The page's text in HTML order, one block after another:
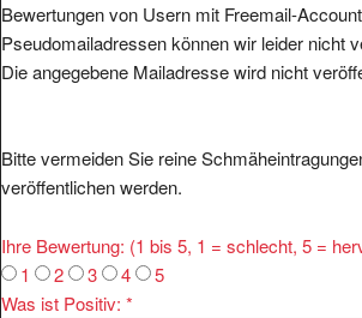
Bewertungen von Usern mit Freemail-
Pseudomailadressen können wir leider nicht
Die angegebene Mailadresse wird nicht
Bitte vermeiden Sie reine
veröffentlichen werden.
Ihre Bewertung: (1 bis 5, 1 = schlecht, 5 =
1
2 3 4
5
Was ist Positiv: *